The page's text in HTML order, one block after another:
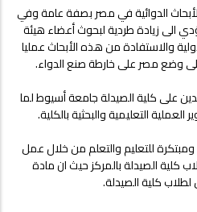
الدوائية في مصر بصفة عامة وفي
الى زيادة طردية لبحوث أعضاء هيئة
والاستفادة من هذه الأبحاث عمليا
وضع مصر على خارطة صنع الدواء.
على كلية الصيدلة جامعة أسيوط لما
التعليمية والبحثية بالكلية.
للتعليم والتعلم من خلال عمل
كلية الصيدلة بالمركز حيث ان مادة
لطلاب كلية الصيدلة.